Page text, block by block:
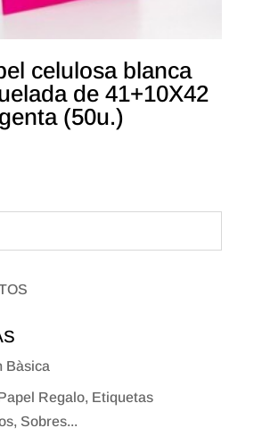
celulosa blanca
de 41+10X42
(50u.)
Bàsica
Regalo, Etiquetas
Sobres...